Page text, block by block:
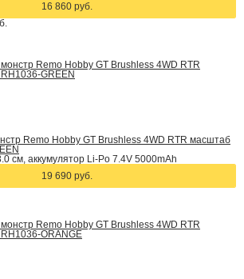
16 860 руб.
Remo Hobby GT Brushless 4WD RTR масштаб
см, аккумулятор Li-Po 7.4V 5000mAh
19 690 руб.